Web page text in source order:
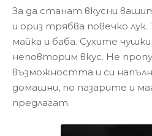
За да станат вкусни
и ориз трябва повечко
майка и баба. Сухите
неповторим вкус. Не
възможността и си
домашни, по пазарите и
предлагат.